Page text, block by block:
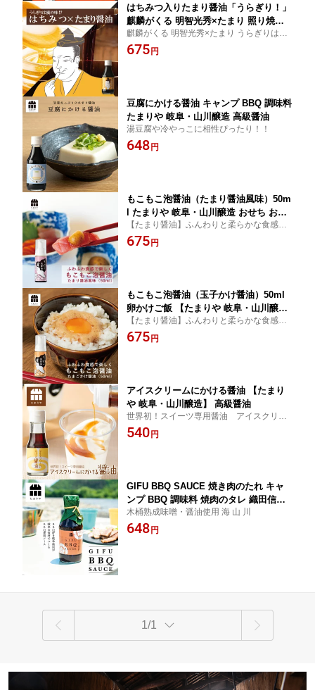
はちみつ入りたまり醤油「うらぎり！」
麒麟がくる 明智光秀×たまり 照り焼き
きんぴら 焼きもち 煮物 アイスクリーム
キャンプ BBQ 調味料 たまりや 岐阜・
麒麟がくる 明智光秀×たまり うらぎりは蜜
の味！？
675 円
豆腐にかける醤油 キャンプ BBQ 調味料
たまりや 岐阜・山川醸造 高級醤油
湯豆腐や冷やっこに相性ぴったり！！
648 円
もこもこ泡醤油（たまり醤油風味）50m
l たまりや 岐阜・山川醸造 おせち お雑
煮 お年賀 御年賀 高級醤油
【たまり醤油】ふんわりと柔らかな食感の
泡（ムース）になるお醤油です。
675 円
もこもこ泡醤油（玉子かけ醤油）50ml
卵かけご飯 【たまりや 岐阜・山川醸
造】たまり醤油 高級醤油 おせち お雑煮
お年賀 御年賀
【たまり醤油】ふんわりと柔らかな食感の
泡（ムース）になるお醤油です。
675 円
アイスクリームにかける醤油 【たまり
や 岐阜・山川醸造】 高級醤油
世界初！スイーツ専用醤油 アイスクリー
ムにかける醤油!!メディアで話題沸騰！
540 円
GIFU BBQ SAUCE 焼き肉のたれ キャ
ンプ BBQ 調味料 焼肉のタレ 織田信長
公オマージュ 麒麟がくる アウトドア 料
理 野外 フェス 高級醤油
木桶熟成味噌・醤油使用 海 山 川
648 円
1/1